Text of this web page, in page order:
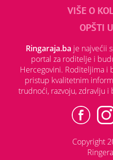
VIŠE O
OPŠTI
Ringaraja.ba je najvećii
portal za roditelje i
Hercegovini. Roditeljima
pristup kvalitetnim
trudnoći, razvoju, zdravlju
Copyright